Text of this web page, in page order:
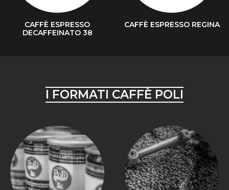
CAFFÈ ESPRESSO
DECAFFEINATO 38
CAFFÈ ESPRESSO REGINA
I FORMATI CAFFÈ POLI